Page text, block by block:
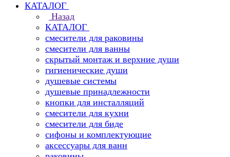
КАТАЛОГ
Назад
КАТАЛОГ
смесители для раковины
смесители для ванны
скрытый монтаж и верхние души
гигиенические души
душевые системы
душевые принадлежности
кнопки для инсталляций
смесители для кухни
смесители для биде
сифоны и комплектующие
аксессуары для ванн